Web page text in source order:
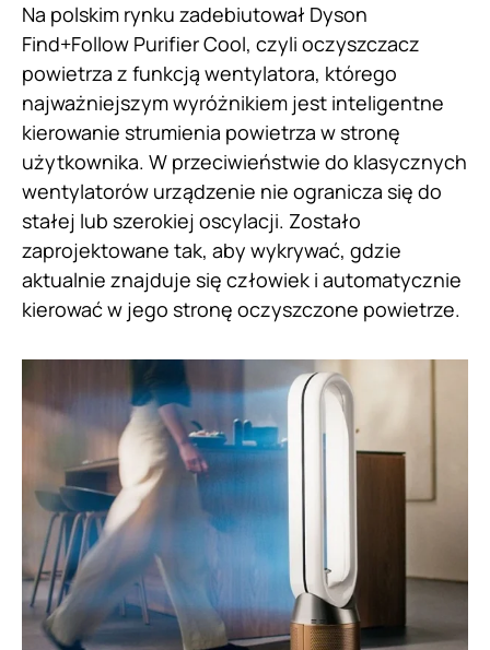
Na polskim rynku zadebiutował Dyson
Find+Follow Purifier Cool, czyli oczyszczacz
powietrza z funkcją wentylatora, którego
najważniejszym wyróżnikiem jest inteligentne
kierowanie strumienia powietrza w stronę
użytkownika. W przeciwieństwie do klasycznych
wentylatorów urządzenie nie ogranicza się do
stałej lub szerokiej oscylacji. Zostało
zaprojektowane tak, aby wykrywać, gdzie
aktualnie znajduje się człowiek i automatycznie
kierować w jego stronę oczyszczone powietrze.